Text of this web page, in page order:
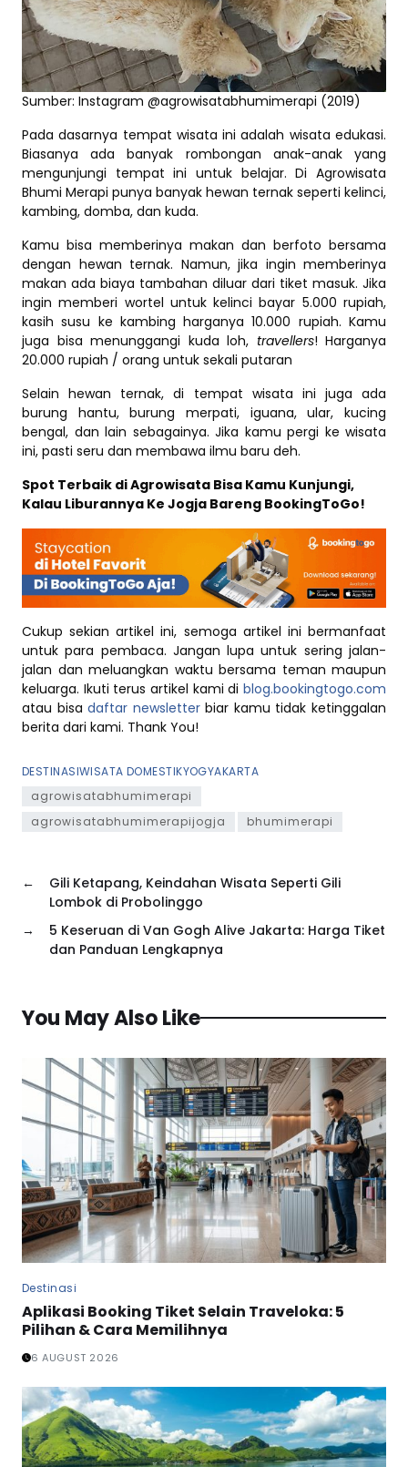
Sumber: Instagram @agrowisatabhumimerapi (2019)
Pada dasarnya tempat wisata ini adalah wisata edukasi.
Biasanya ada banyak rombongan anak-anak yang
mengunjungi tempat ini untuk belajar. Di Agrowisata
Bhumi Merapi punya banyak hewan ternak seperti kelinci,
kambing, domba, dan kuda.
Kamu bisa memberinya makan dan berfoto bersama
dengan hewan ternak. Namun, jika ingin memberinya
makan ada biaya tambahan diluar dari tiket masuk. Jika
ingin memberi wortel untuk kelinci bayar 5.000 rupiah,
kasih susu ke kambing harganya 10.000 rupiah. Kamu
juga bisa menunggangi kuda loh, travellers! Harganya
20.000 rupiah / orang untuk sekali putaran
Selain hewan ternak, di tempat wisata ini juga ada
burung hantu, burung merpati, iguana, ular, kucing
bengal, dan lain sebagainya. Jika kamu pergi ke wisata
ini, pasti seru dan membawa ilmu baru deh.
Spot Terbaik di Agrowisata Bisa Kamu Kunjungi,
Kalau Liburannya Ke Jogja Bareng BookingToGo!
Cukup sekian artikel ini, semoga artikel ini bermanfaat
untuk para pembaca. Jangan lupa untuk sering jalan-
jalan dan meluangkan waktu bersama teman maupun
keluarga. Ikuti terus artikel kami di blog.bookingtogo.com
atau bisadaftar newsletterbiar kamu tidak ketinggalan
berita dari kami. Thank You!
DESTINASIWISATA DOMESTIKYOGYAKARTA
agrowisatabhumimerapi
agrowisatabhumimerapijogja
bhumimerapi
←
Gili Ketapang, Keindahan Wisata Seperti Gili
Lombok di Probolinggo
→
5 Keseruan di Van Gogh Alive Jakarta: Harga Tiket
dan Panduan Lengkapnya
You May Also Like
Destinasi
Aplikasi Booking Tiket Selain Traveloka: 5
Pilihan & Cara Memilihnya
6 AUGUST 2026